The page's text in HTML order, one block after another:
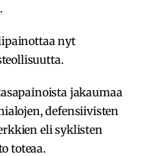
nyt
jakaumaa
defensiivisten
eli syklisten
toteaa.